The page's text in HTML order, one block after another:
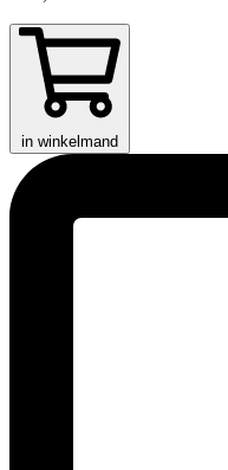
in winkelmand